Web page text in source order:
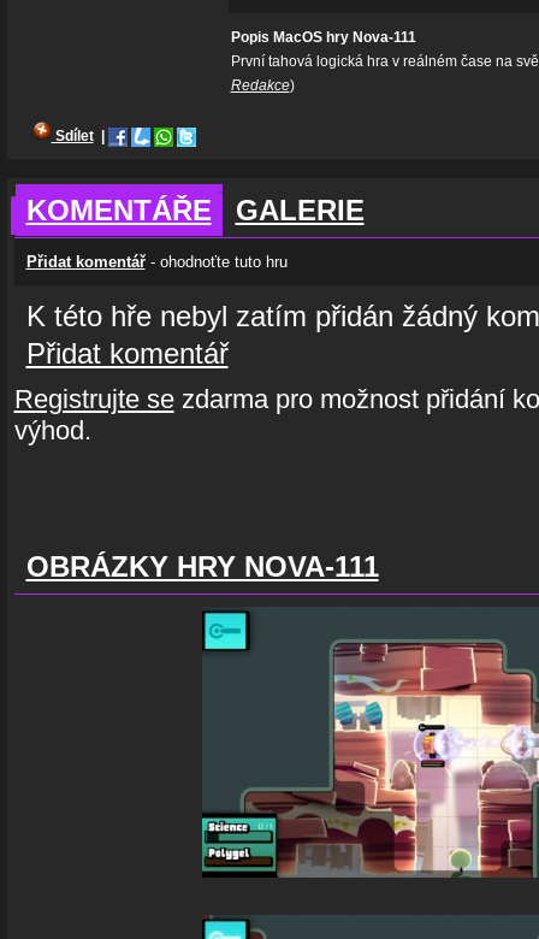
Popis MacOS hry Nova-111
První tahová logická hra v reálném čase na
Redakce)
Sdílet
KOMENTÁŘE GALERIE
Přidat komentář- ohodnoťte tuto hru
K této hře nebyl zatím přidán žádný
Přidat komentář
Registrujte sezdarma pro možnost přidání
výhod.
OBRÁZKY HRY NOVA-111